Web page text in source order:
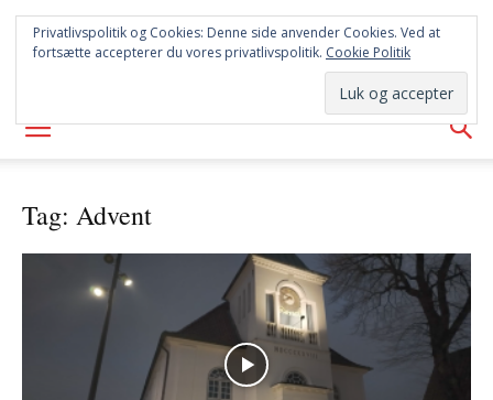
SYD
AVISEN
Tag: Advent
Privatlivspolitik og Cookies: Denne side anvender Cookies. Ved at
fortsætte accepterer du vores privatlivspolitik. Cookie Politik